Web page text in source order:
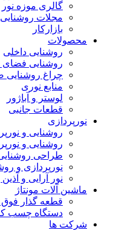
گالری موزه نور
مجلات روشنایی
بازارکار
محصولات
روشنایی داخلی
روشنایی
چراغ روشنایی
منابع نوری
لوستر و آباژور
قطعات جانبی
نورپردازی
روشنایی و
روشنایی و
طراحی
نورپردازی و
نور آرایی و
ماشین آلات مونتاژ
قطعه گذار
دستگاه چسب
شرکت ها